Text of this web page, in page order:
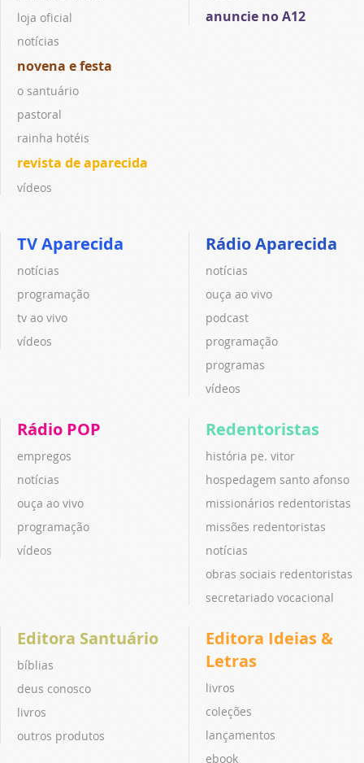
loja oficial
notícias
novena e festa
o santuário
pastoral
rainha hotéis
revista de aparecida
vídeos
anuncie no A12
TV Aparecida
notícias
programação
tv ao vivo
vídeos
Rádio Aparecida
notícias
ouça ao vivo
podcast
programação
programas
vídeos
Rádio POP
empregos
notícias
ouça ao vivo
programação
vídeos
Redentoristas
história pe. vitor
hospedagem santo afonso
missionários redentoristas
missões redentoristas
notícias
obras sociais redentoristas
secretariado vocacional
Editora Santuário
bíblias
deus conosco
livros
outros produtos
Editora Ideias &
Letras
livros
coleções
lançamentos
ebook